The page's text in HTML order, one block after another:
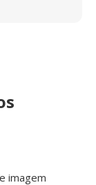
imagem